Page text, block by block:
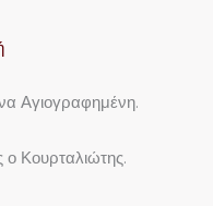
Αγιογραφημένη.
ο Κουρταλιώτης.